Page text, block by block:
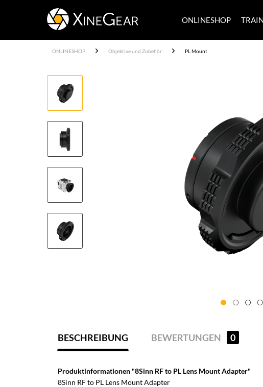
ONLINESHOP
ONLINESHOP Objektive und Zubehör PL Mount
BESCHREIBUNG BEWERTUNGEN 0
Produktinformationen "8Sinn RF to PL Lens Mount Adapter"
8Sinn RF to PL Lens Mount Adapter